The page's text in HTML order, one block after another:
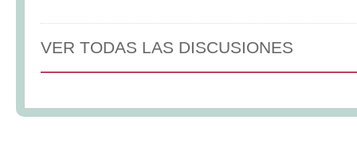
VER TODAS LAS DISCUSIONES